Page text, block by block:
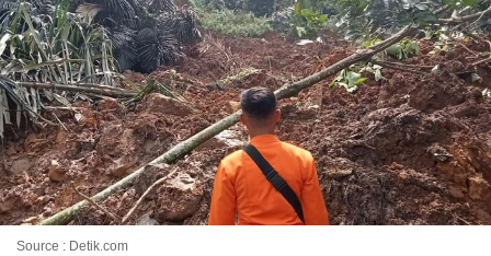
Source : Detik.com